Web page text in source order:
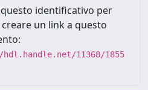
identificativo per
un link a questo
11368/1855